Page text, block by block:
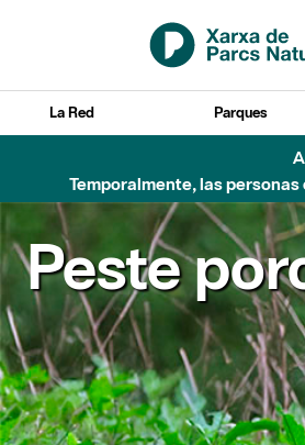
Saltar al contenido principal
La Red Parques
Temporalmente, las
Peste